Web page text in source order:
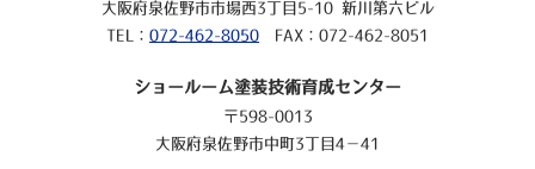
大阪府泉佐野市市場西3丁目5-10 新川第六ビル
TEL： 072-462-8050 FAX：072-462-8051
ショールーム塗装技術育成センター
〒598-0013
大阪府泉佐野市中町3丁目4－41